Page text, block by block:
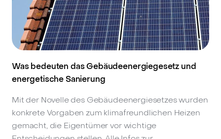
Was bedeuten das Gebäudeenergiegesetz und
energetische Sanierung
Mit der Novelle des Gebäudeenergiesetzes wurden
konkrete Vorgaben zum klimafreundlichen Heizen
gemacht, die Eigentümer vor wichtige